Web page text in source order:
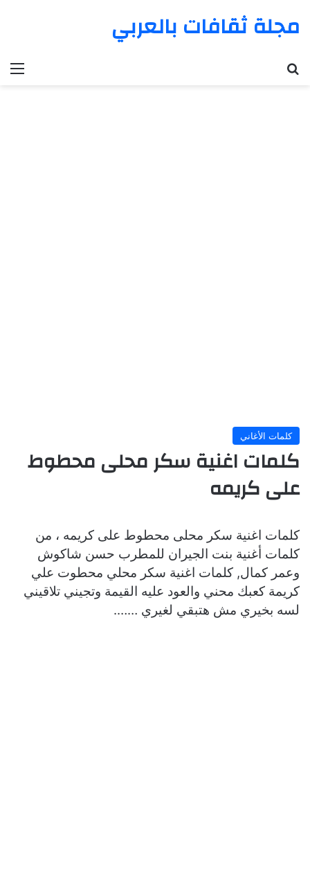
مجلة ثقافات بالعربي
كلمات الأغاني
كلمات اغنية سكر محلى محطوط
على كريمه
كلمات اغنية سكر محلى محطوط على كريمه ، من
كلمات أغنية بنت الجيران للمطرب حسن شاكوش
وعمر كمال, كلمات اغنية سكر محلي محطوت علي
كريمة كعبك محني والعود عليه القيمة وتجيني تلاقيني
لسه بخيري مش هتبقي لغيري …….